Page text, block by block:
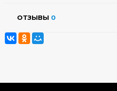
ОТЗЫВЫ 0